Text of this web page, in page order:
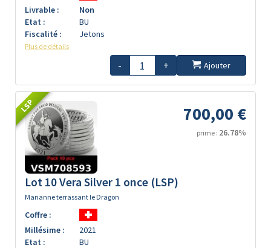
Livrable :
Non
Etat :
BU
Fiscalité :
Jetons
Plus de détails
- + Ajouter
LSP 700,00 €
prime : 26.78%
Lot 10 Vera Silver 1 once (LSP)
Marianne terrassant le Dragon
Coffre :
Millésime :
2021
Etat :
BU